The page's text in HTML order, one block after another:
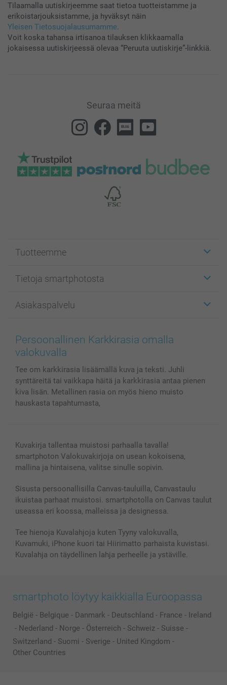
Tilaamalla uutiskirjeemme saat tietoa tuotteistamme ja
erikoistarjouksistamme, ja hyväksyt näin
Yleisen Tietosuojalausumamme.
Voit koska tahansa irtisanoa tilauksen klikkaamalla
jokaisessa uutiskirjeessä olevaa “Peruuta uutiskirje”-linkkiä.
Seuraa meitä
Tuotteemme
Kuvakortit
Kuvakirjat
Valokuvat, Julisteet & Taskukirjat
Kännykkä & Tabletti
Kuvakalenterit & Päivyrit
Valokuvakehykset & Lisätarvikkeet
Lahjakortti
Tietoja smartphotosta
Affiliate ohjelma
Evästekäytäntö
Sivukartta
Investor Relations
Asiakaspalvelu
100% tyytyväisyystakuu
smartbonus
Tilausten tila
Persoonallinen Karkkirasia omalla
valokuvalla
Tee om karkkirasia lisäämällä kuva ja teksti. Juhli
synttäreitä tai vaikkapa häitä ja karkkirasia antaa pienen
kiva lisän. Metallinen rasia on myös hieno muisto
hauskasta tapahtumasta,
Kuvakirja tallentaa muistosi parhaalla tavalla!
smartphoton Valokuvakirjoja on usean kokoisena,
mallina ja hintaisena, valitse sinulle sopivin.
Sisusta persoonallisilla Canvas-tauluilla, Canvastaulu
ikuistaa parhaat muistosi. smartphotolla on Canvas taulut
useassa eri koossa, malleissa ja designessa.
Tee hienoja Kuvalahjoja kuten Tyyny valokuvalla,
Kuvamuki, iPhone kuori tai Hiirimatto parhaista kuvistasi.
Kuvalahja on täydellinen lahja perheelle ja ystäville.
smartphoto löytyy kaikkialla Euroopassa
België - Belgique - Danmark - Deutschland - France - Ireland
- Nederland - Norge - Österreich - Schweiz - Suisse -
Switzerland - Suomi - Sverige - United Kingdom -
Other Countries